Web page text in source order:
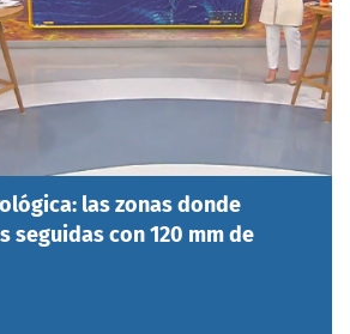
las zonas donde
seguidas con 120 mm de